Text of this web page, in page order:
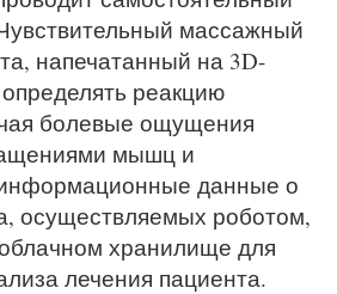
массажный
напечатанный на 3D-
реакцию
болевые ощущения
мышц и
данные о
осуществляемых роботом,
хранилище для
лечения пациента.